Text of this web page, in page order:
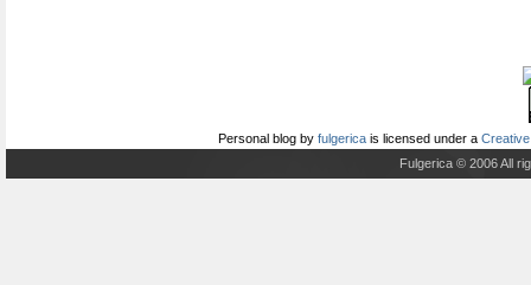
Personal blog by fulgerica is licensed under a
Fulgerica © 2006 All